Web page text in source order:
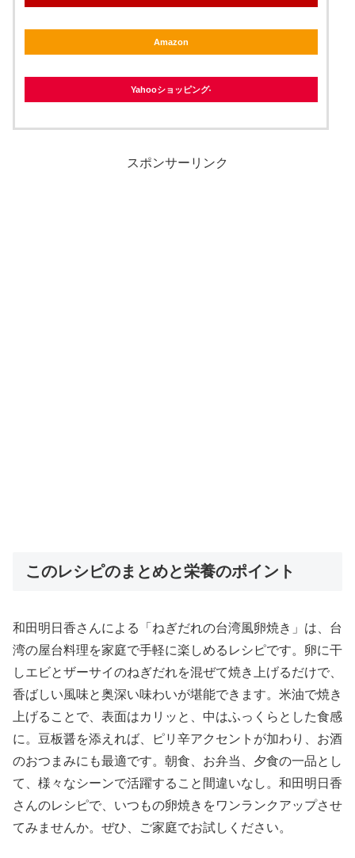
Amazon
Yahooショッピング
スポンサーリンク
このレシピのまとめと栄養のポイント
和田明日香さんによる「ねぎだれの台湾風卵焼き」は、台
湾の屋台料理を家庭で手軽に楽しめるレシピです。卵に干
しエビとザーサイのねぎだれを混ぜて焼き上げるだけで、
香ばしい風味と奥深い味わいが堪能できます。米油で焼き
上げることで、表面はカリッと、中はふっくらとした食感
に。豆板醤を添えれば、ピリ辛アクセントが加わり、お酒
のおつまみにも最適です。朝食、お弁当、夕食の一品とし
て、様々なシーンで活躍すること間違いなし。和田明日香
さんのレシピで、いつもの卵焼きをワンランクアップさせ
てみませんか。ぜひ、ご家庭でお試しください。